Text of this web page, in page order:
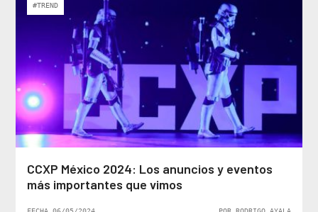
#TREND
CCXP México 2024: Los anuncios y eventos
más importantes que vimos